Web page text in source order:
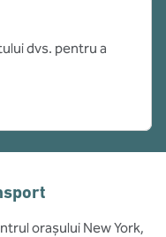
dvs. pentru a
orașului New York,